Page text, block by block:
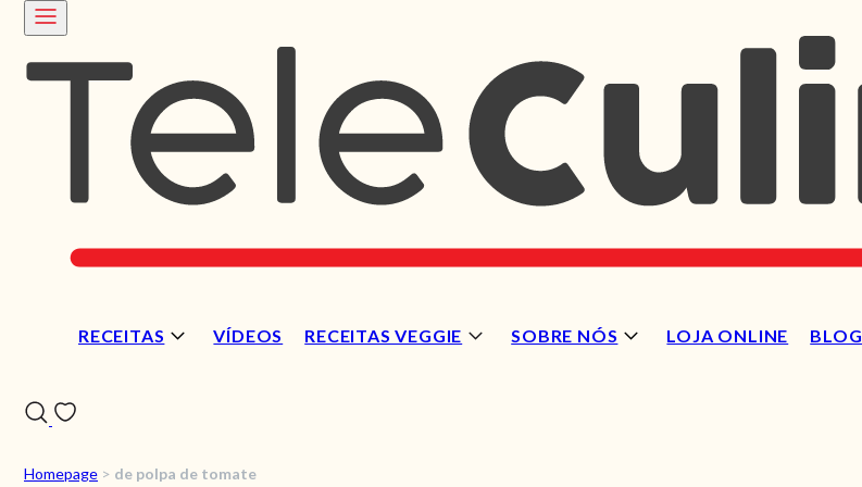
RECEITAS VÍDEOS RECEITAS VEGGIE SOBRE NÓS LOJA ONLINE BLOG
Homepage > de polpa de tomate